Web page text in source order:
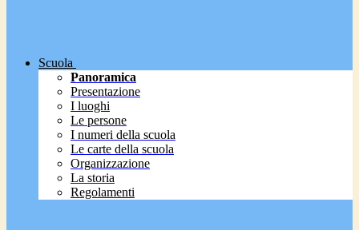
Scuola
Panoramica
Presentazione
I luoghi
Le persone
I numeri della scuola
Le carte della scuola
Organizzazione
La storia
Regolamenti